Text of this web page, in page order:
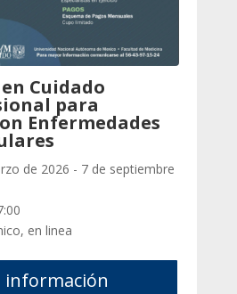
Cuidado
para
Enfermedades
de 2026 - 7 de septiembre
en linea
información